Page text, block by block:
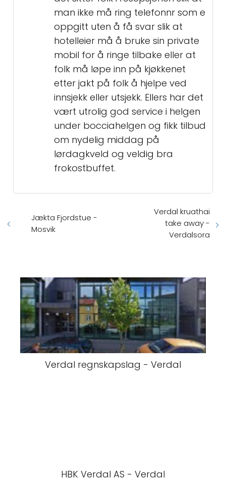
man ikke må ring telefonnr som e
oppgitt uten å få svar slik at
hotelleier må å bruke sin private
mobil for å ringe tilbake eller at
folk må løpe inn på kjøkkenet
etter jakt på folk å hjelpe ved
innsjekk eller utsjekk. Ellers har det
vært utrolig god service i helgen
under bocciahelgen og fikk tilbud
om nydelig middag på
lørdagkveld og veldig bra
frokostbuffet.
Jækta Fjordstue -
Mosvik
Verdal kruathai
take away -
Verdalsora
Verdal regnskapslag - Verdal
HBK Verdal AS - Verdal